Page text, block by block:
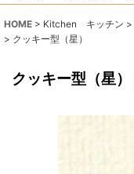
HOME > Kitchen キッチン >
> クッキー型（星）
クッキー型（星）